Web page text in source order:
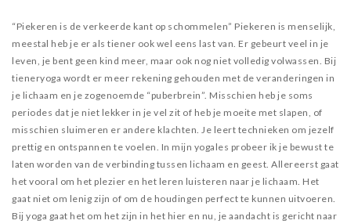
“Piekeren is de verkeerde kant op schommelen” Piekeren is menselijk,
meestal heb je er als tiener ook wel eens last van. Er gebeurt veel in je
leven, je bent geen kind meer, maar ook nog niet volledig volwassen. Bij
tieneryoga wordt er meer rekening gehouden met de veranderingen in
je lichaam en je zogenoemde “puberbrein”. Misschien heb je soms
periodes dat je niet lekker in je vel zit of heb je moeite met slapen, of
misschien sluimeren er andere klachten. Je leert technieken om jezelf
prettig en ontspannen te voelen. In mijn yogales probeer ik je bewust te
laten worden van de verbinding tussen lichaam en geest. Allereerst gaat
het vooral om het plezier en het leren luisteren naar je lichaam. Het
gaat niet om lenig zijn of om de houdingen perfect te kunnen uitvoeren.
Bij yoga gaat het om het zijn in het hier en nu, je aandacht is gericht naar